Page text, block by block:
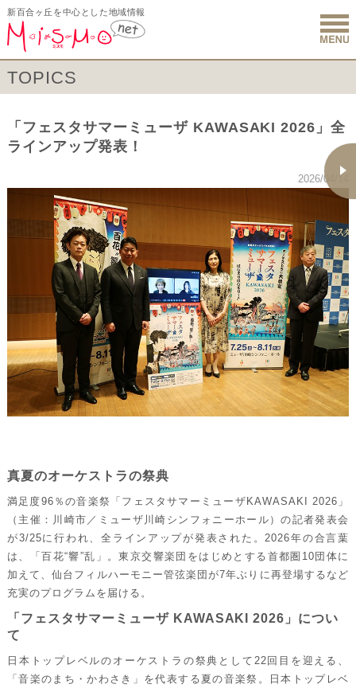
新百合ヶ丘を中心とした地域情報
新百合ヶ
TOPICS
「フェスタサマーミューザ KAWASAKI 2026」全
ラインアップ発表！
2026/04/14
真夏のオーケストラの祭典
満足度96％の音楽祭「フェスタサマーミューザKAWASAKI 2026」
（主催：川崎市／ミューザ川崎シンフォニーホール）の記者発表会
が3/25に行われ、全ラインアップが発表された。2026年の合言葉
は、「百花“響”乱」。東京交響楽団をはじめとする首都圏10団体に
加えて、仙台フィルハーモニー管弦楽団が7年ぶりに再登場するなど
充実のプログラムを届ける。
「フェスタサマーミューザ KAWASAKI 2026」につい
て
日本トップレベルのオーケストラの祭典として22回目を迎える、
「音楽のまち・かわさき」を代表する夏の音楽祭。日本トップレベ